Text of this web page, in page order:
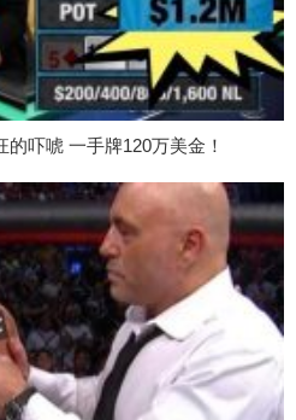
的吓唬 一手牌120万美金！